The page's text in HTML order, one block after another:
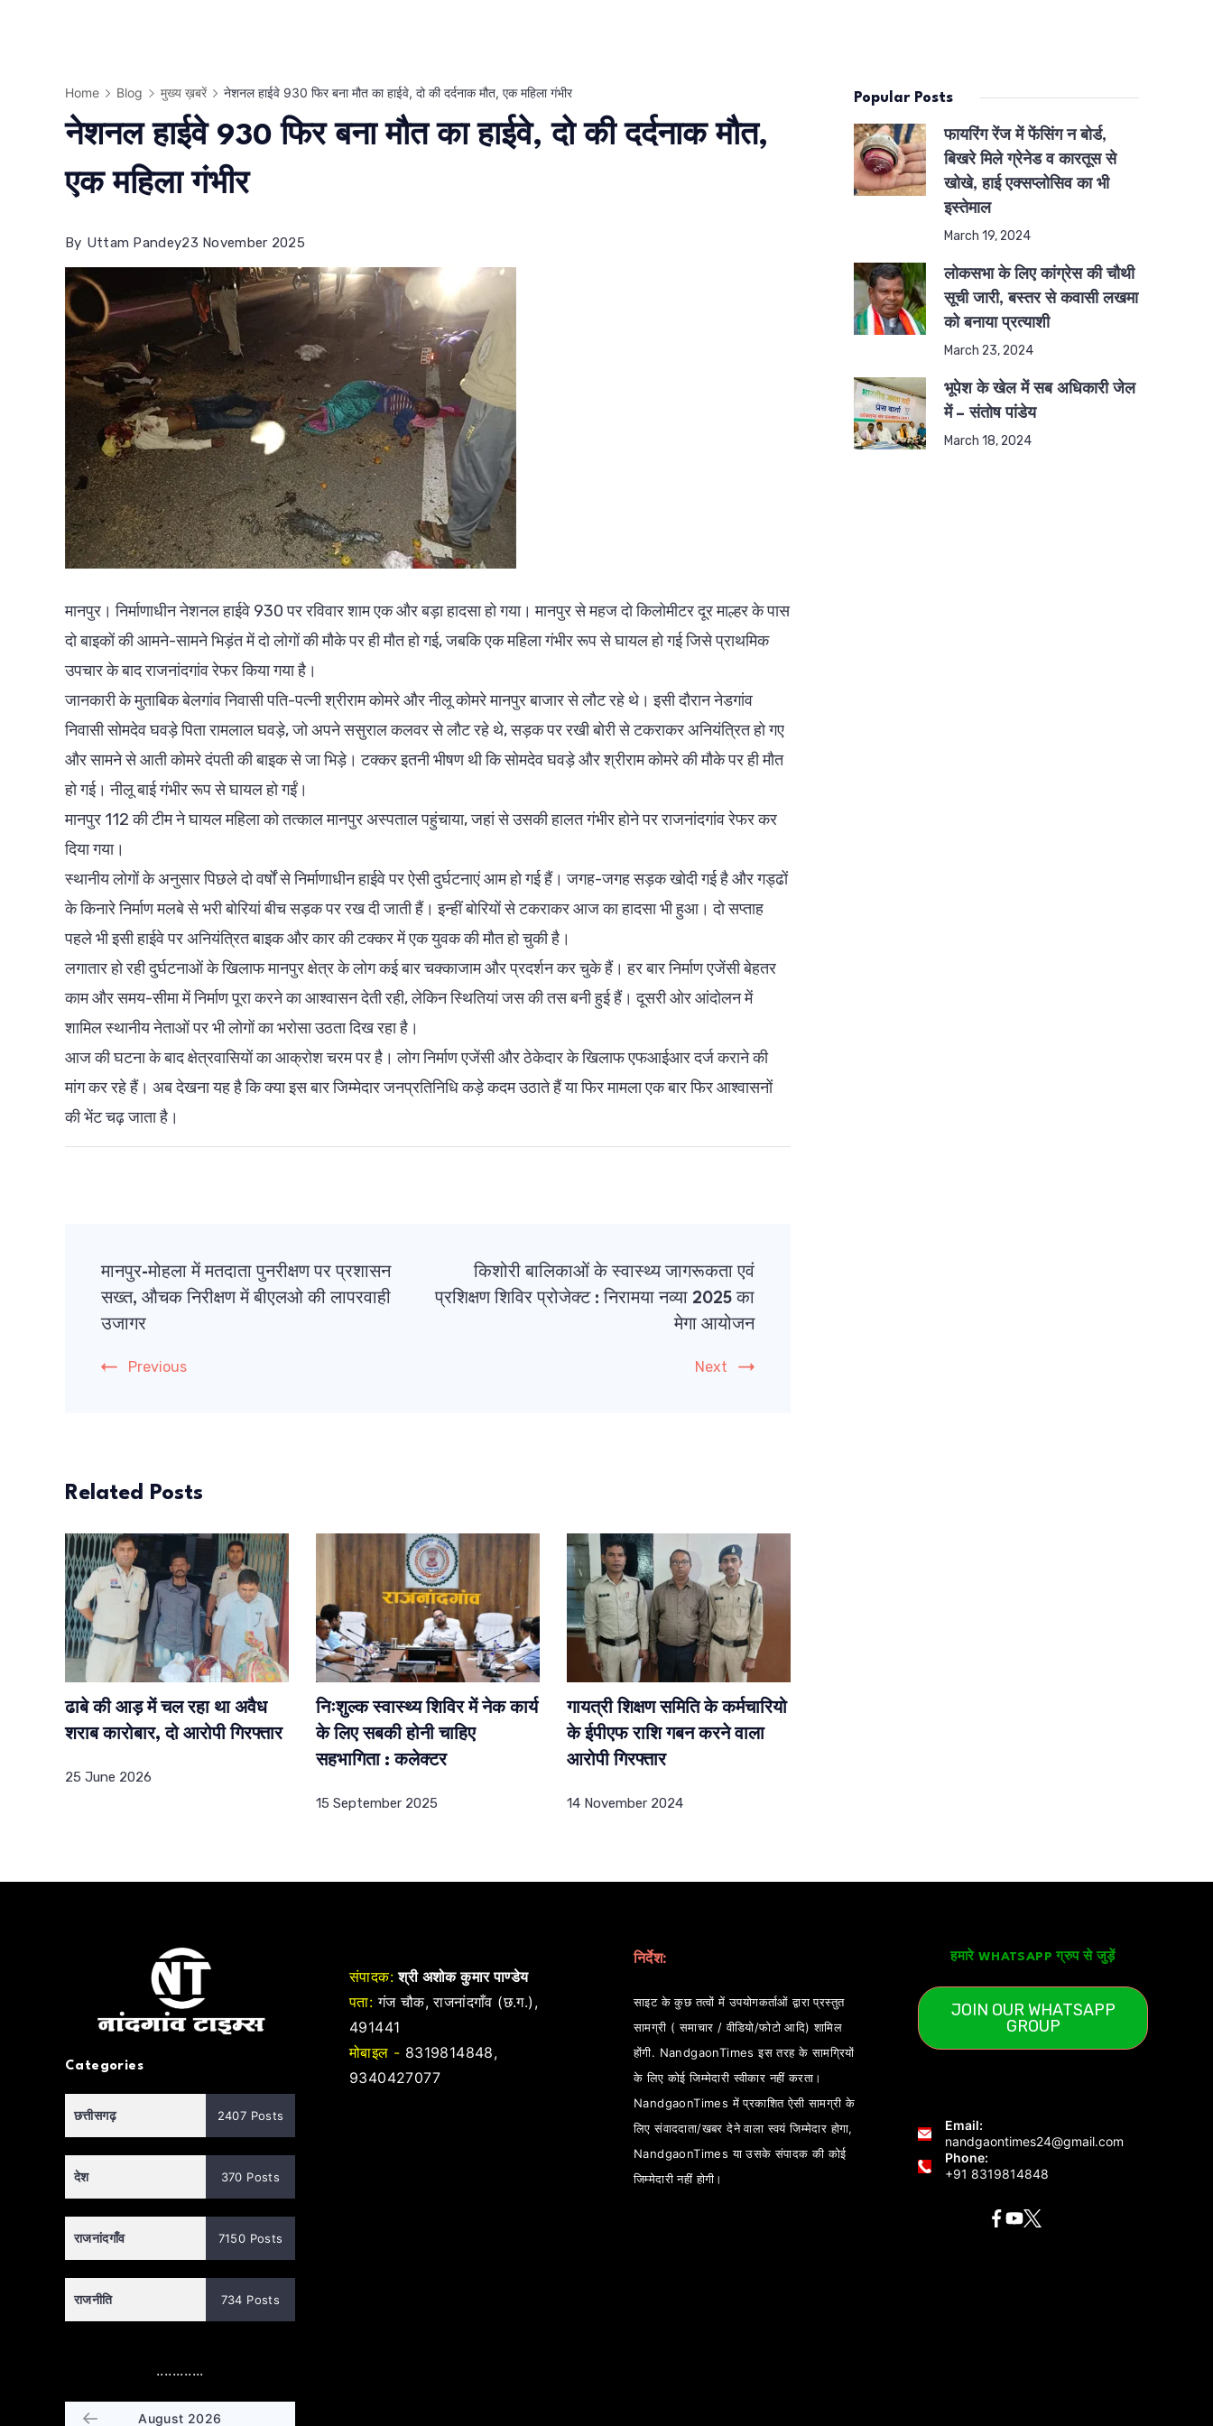
Home Blog मुख्य ख़बरें नेशनल हाईवे 930 फिर बना मौत का हाईवे, दो की दर्दनाक मौत, एक महिला गंभीर
नेशनल हाईवे 930 फिर बना मौत का हाईवे, दो की दर्दनाक मौत,
एक महिला गंभीर
By Uttam Pandey23 November 2025
मानपुर। निर्माणाधीन नेशनल हाईवे 930 पर रविवार शाम एक और बड़ा हादसा हो गया। मानपुर से महज दो किलोमीटर दूर माल्हर के पास
दो बाइकों की आमने-सामने भिड़ंत में दो लोगों की मौके पर ही मौत हो गई, जबकि एक महिला गंभीर रूप से घायल हो गई जिसे प्राथमिक
उपचार के बाद राजनांदगांव रेफर किया गया है।
जानकारी के मुताबिक बेलगांव निवासी पति-पत्नी श्रीराम कोमरे और नीलू कोमरे मानपुर बाजार से लौट रहे थे। इसी दौरान नेडगांव
निवासी सोमदेव घवड़े पिता रामलाल घवड़े, जो अपने ससुराल कलवर से लौट रहे थे, सड़क पर रखी बोरी से टकराकर अनियंत्रित हो गए
और सामने से आती कोमरे दंपती की बाइक से जा भिड़े। टक्कर इतनी भीषण थी कि सोमदेव घवड़े और श्रीराम कोमरे की मौके पर ही मौत
हो गई। नीलू बाई गंभीर रूप से घायल हो गईं।
मानपुर 112 की टीम ने घायल महिला को तत्काल मानपुर अस्पताल पहुंचाया, जहां से उसकी हालत गंभीर होने पर राजनांदगांव रेफर कर
दिया गया।
स्थानीय लोगों के अनुसार पिछले दो वर्षों से निर्माणाधीन हाईवे पर ऐसी दुर्घटनाएं आम हो गई हैं। जगह-जगह सड़क खोदी गई है और गड्ढों
के किनारे निर्माण मलबे से भरी बोरियां बीच सड़क पर रख दी जाती हैं। इन्हीं बोरियों से टकराकर आज का हादसा भी हुआ। दो सप्ताह
पहले भी इसी हाईवे पर अनियंत्रित बाइक और कार की टक्कर में एक युवक की मौत हो चुकी है।
लगातार हो रही दुर्घटनाओं के खिलाफ मानपुर क्षेत्र के लोग कई बार चक्काजाम और प्रदर्शन कर चुके हैं। हर बार निर्माण एजेंसी बेहतर
काम और समय-सीमा में निर्माण पूरा करने का आश्वासन देती रही, लेकिन स्थितियां जस की तस बनी हुई हैं। दूसरी ओर आंदोलन में
शामिल स्थानीय नेताओं पर भी लोगों का भरोसा उठता दिख रहा है।
आज की घटना के बाद क्षेत्रवासियों का आक्रोश चरम पर है। लोग निर्माण एजेंसी और ठेकेदार के खिलाफ एफआईआर दर्ज कराने की
मांग कर रहे हैं। अब देखना यह है कि क्या इस बार जिम्मेदार जनप्रतिनिधि कड़े कदम उठाते हैं या फिर मामला एक बार फिर आश्वासनों
की भेंट चढ़ जाता है।
Navigation
मानपुर-मोहला में मतदाता पुनरीक्षण पर प्रशासन
सख्त, औचक निरीक्षण में बीएलओ की लापरवाही
उजागर
Previous
किशोरी बालिकाओं के स्वास्थ्य जागरूकता एवं
प्रशिक्षण शिविर प्रोजेक्ट : निरामया नव्या 2025 का
मेगा आयोजन
Next
Related Posts
ढाबे की आड़ में चल रहा था अवैध
शराब कारोबार, दो आरोपी गिरफ्तार
25 June 2026
निःशुल्क स्वास्थ्य शिविर में नेक कार्य
के लिए सबकी होनी चाहिए
सहभागिता : कलेक्टर
15 September 2025
गायत्री शिक्षण समिति के कर्मचारियो
के ईपीएफ राशि गबन करने वाला
आरोपी गिरफ्तार
14 November 2024
Popular Posts
फायरिंग रेंज में फेंसिंग न बोर्ड,
बिखरे मिले ग्रेनेड व कारतूस से
खोखे, हाई एक्सप्लोसिव का भी
इस्तेमाल
March 19, 2024
लोकसभा के लिए कांग्रेस की चौथी
सूची जारी, बस्तर से कवासी लखमा
को बनाया प्रत्याशी
March 23, 2024
भूपेश के खेल में सब अधिकारी जेल
में – संतोष पांडेय
March 18, 2024
Categories
छत्तीसगढ़ 2407 Posts
देश 370 Posts
राजनांदगाँव 7150 Posts
राजनीति 734 Posts
............
August 2026
संपादक: श्री अशोक कुमार पाण्डेय
पता: गंज चौक, राजनांदगाँव (छ.ग.),
491441
मोबाइल - 8319814848,
9340427077
निर्देश:
साइट के कुछ तत्वों में उपयोगकर्ताओं द्वारा प्रस्तुत
सामग्री ( समाचार / वीडियो/फोटो आदि) शामिल
होंगी. NandgaonTimes इस तरह के सामग्रियों
के लिए कोई जिम्मेदारी स्वीकार नहीं करता।
NandgaonTimes में प्रकाशित ऐसी सामग्री के
लिए संवाददाता/खबर देने वाला स्वयं जिम्मेदार होगा,
NandgaonTimes या उसके संपादक की कोई
जिम्मेदारी नहीं होगी।
हमारे WHATSAPP ग्रुप से जुड़ें
JOIN OUR WHATSAPP
GROUP
Email:
nandgaontimes24@gmail.com
Phone:
+91 8319814848